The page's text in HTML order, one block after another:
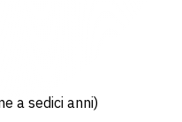
a sedici anni)